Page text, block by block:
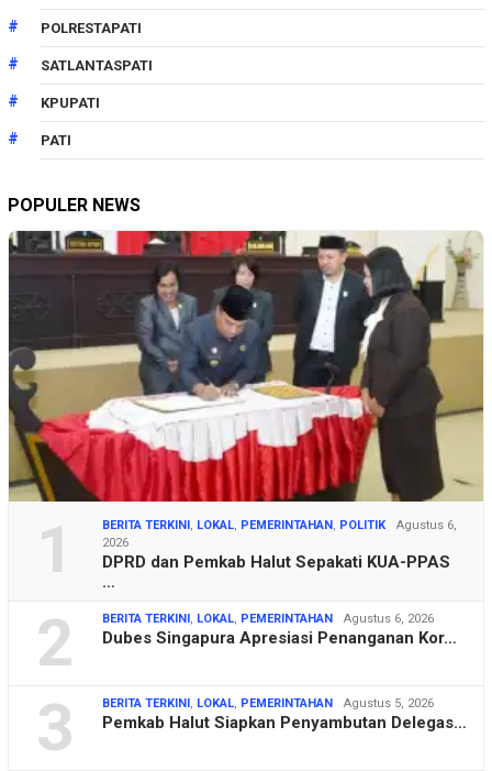
POLRESTAPATI
SATLANTASPATI
KPUPATI
PATI
POPULER NEWS
1 BERITA TERKINI, LOKAL, PEMERINTAHAN, POLITIK
Agustus 6,
2026
DPRD dan Pemkab Halut Sepakati KUA-PPAS
…
2 BERITA TERKINI, LOKAL, PEMERINTAHAN Agustus 6, 2026
Dubes Singapura Apresiasi Penanganan Kor…
3 BERITA TERKINI, LOKAL, PEMERINTAHAN Agustus 5, 2026
Pemkab Halut Siapkan Penyambutan Delegas…